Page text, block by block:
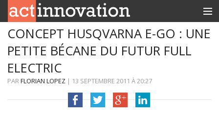
RUBRIQUES
INNOBOX
CONTACT
CONCEPT HUSQVARNA E-GO : UNE
PETITE BÉCANE DU FUTUR FULL
ELECTRIC
PARFLORIAN LOPEZ | 13 SEPTEMBRE 2011 À20:27